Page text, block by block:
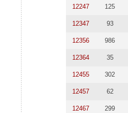
12247 125
12347 93
12356 986
12364 35
12455 302
12457 62
12467 299